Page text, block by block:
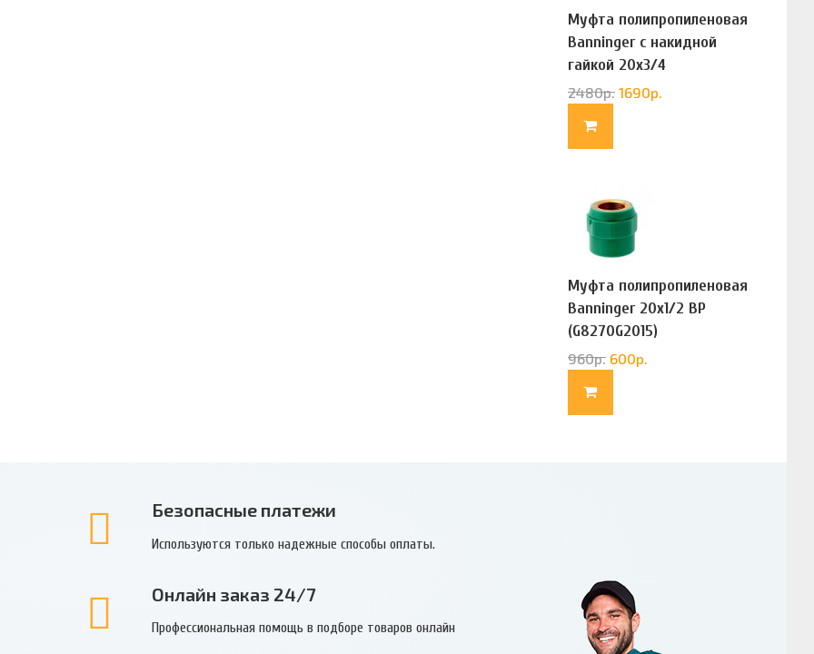
Муфта полипропиленовая
Banninger с накидной
гайкой 20х3/4
(G83322020)
2480р. 1690р.
Муфта полипропиленовая
Banninger 20х1/2 ВР
(G8270G2015)
960р. 600р.
Безопасные платежи
Используются только надежные способы оплаты.
Онлайн заказ 24/7
Профессиональная помощь в подборе товаров онлайн